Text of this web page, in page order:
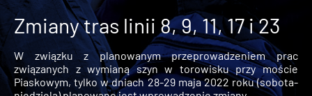
Zmiany tras linii 8, 9, 11, 17 i 23
W związku z planowanym przeprowadzeniem prac
związanych z wymianą szyn w torowisku przy moście
Piaskowym, tylko w dniach 28-29 maja 2022 roku (sobota-